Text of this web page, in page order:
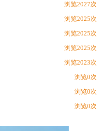
浏览2027次
浏览2025次
浏览2025次
浏览2025次
浏览2023次
浏览0次
浏览0次
浏览0次